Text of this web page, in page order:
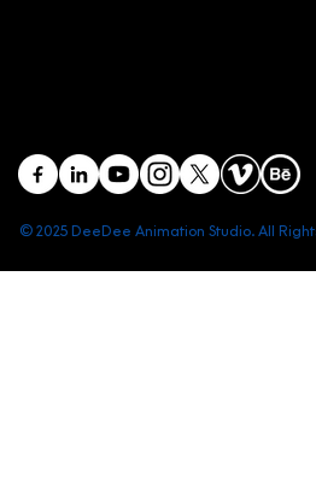
© 2025 DeeDee Animation Studio. All
Branch office: SGR Bld., No. 167